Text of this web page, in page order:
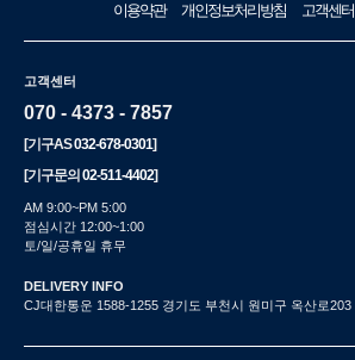
이용약관 개인정보처리방침 고객센터
고객센터
070 - 4373 - 7857
[기구AS032-678-0301]
[기구문의02-511-4402]
AM 9:00~PM 5:00
점심시간 12:00~1:00
토/일/공휴일 휴무
DELIVERY INFO
CJ대한통운 1588-1255 경기도 부천시 원미구 옥산로203